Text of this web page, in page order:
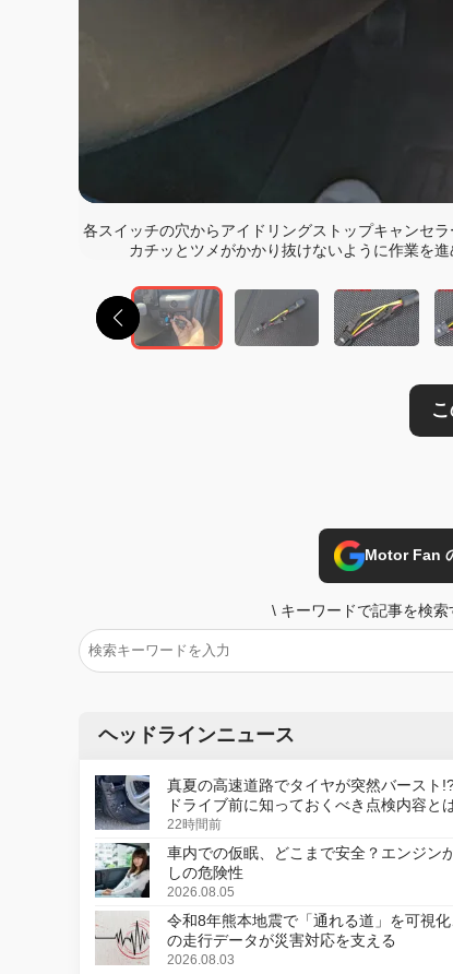
各スイッチの穴からアイドリングストップキャンセ
カチッとツメがかかり抜けないように作業を
Motor Fan
\ キーワードで記事を検索
ヘッドラインニュース
真夏の高速道路でタイヤが突然バースト
ドライブ前に知っておくべき点検内容と
22時間前
車内での仮眠、どこまで安全？エンジン
しの危険性
2026.08.05
令和8年熊本地震で「通れる道」を可視
の走行データが災害対応を支える
2026.08.03